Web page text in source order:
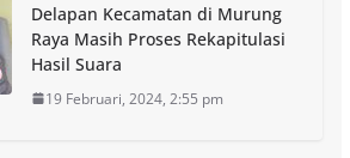
Delapan Kecamatan di Murung
Raya Masih Proses Rekapitulasi
Hasil Suara
19 Februari, 2024, 2:55 pm